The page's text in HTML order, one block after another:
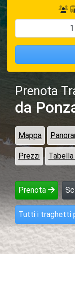
Prenota
da
Mappa
Prezzi Tabella
Prenota
Tutti i traghetti
1